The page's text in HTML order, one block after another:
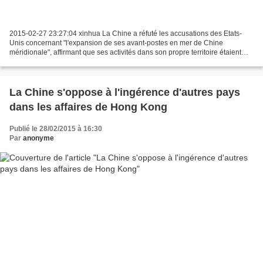
2015-02-27 23:27:04 xinhua La Chine a réfuté les accusations des Etats-
Unis concernant "l'expansion de ses avant-postes en mer de Chine
méridionale", affirmant que ses activités dans son propre territoire étaient
La Chine s'oppose à l'ingérence d'autres pays
dans les affaires de Hong Kong
Publié le 28/02/2015 à 16:30
Par anonyme